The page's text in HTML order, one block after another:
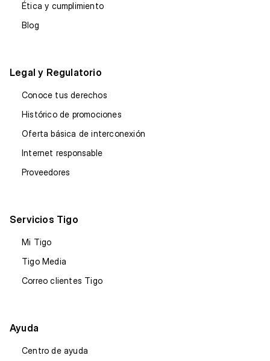
Ética y cumplimiento
Blog
Legal y Regulatorio
Conoce tus derechos
Histórico de promociones
Oferta básica de interconexión
Internet responsable
Proveedores
Servicios Tigo
Mi Tigo
Tigo Media
Correo clientes Tigo
Ayuda
Centro de ayuda